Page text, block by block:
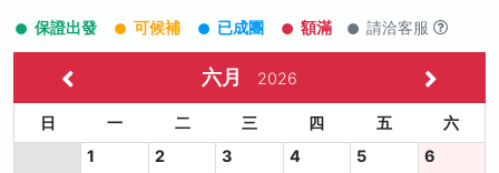
保證出發 可候補 已成團 額滿 請洽客服
六月 2026
日 一 二 三 四 五
六
1
2 3 4 5 6